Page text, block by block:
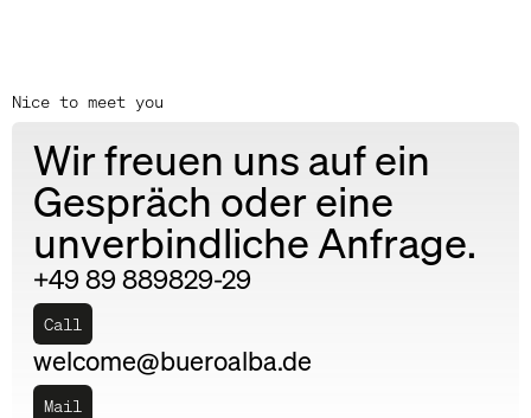
Nice to meet you
Wir freuen uns auf ein
Gespräch oder eine
unverbindliche Anfrage.
+49 89 889829-29
Call
welcome@bueroalba.de
Mail